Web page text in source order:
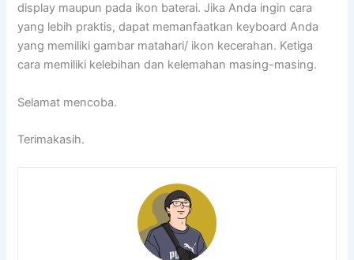
display maupun pada ikon baterai. Jika Anda ingin cara
yang lebih praktis, dapat memanfaatkan keyboard Anda
yang memiliki gambar matahari/ ikon kecerahan. Ketiga
cara memiliki kelebihan dan kelemahan masing-masing.
Selamat mencoba.
Terimakasih.